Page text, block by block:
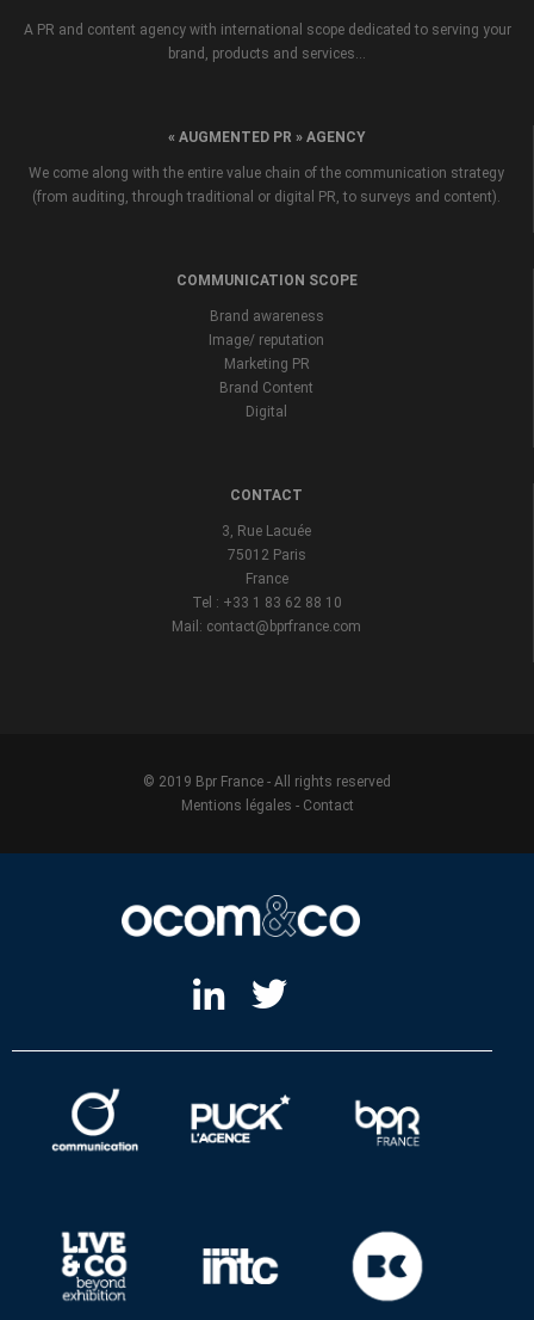
A PR and content agency with international scope dedicated to serving your
brand, products and services...
« AUGMENTED PR » AGENCY
We come along with the entire value chain of the communication strategy
(from auditing, through traditional or digital PR, to surveys and content).
COMMUNICATION SCOPE
Brand awareness
Image/ reputation
Marketing PR
Brand Content
Digital
CONTACT
3, Rue Lacuée
75012 Paris
France
Tel : +33 1 83 62 88 10
Mail: contact@bprfrance.com
© 2019 Bpr France - All rights reserved
Mentions légales - Contact